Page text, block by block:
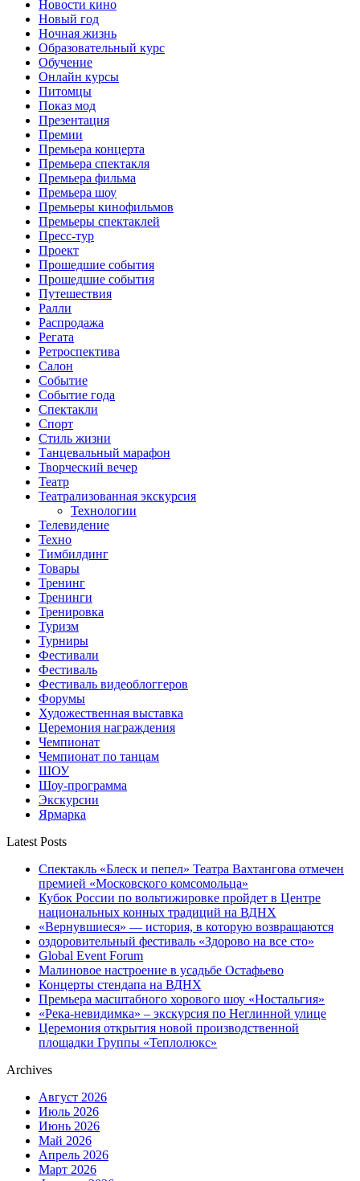
Новости кино
Новый год
Ночная жизнь
Образовательный курс
Обучение
Онлайн курсы
Питомцы
Показ мод
Презентация
Премии
Премьера концерта
Премьера спектакля
Премьера фильма
Премьера шоу
Премьеры кинофильмов
Премьеры спектаклей
Пресс-тур
Проект
Прошедшие события
Прошедшие события
Путешествия
Ралли
Распродажа
Регата
Ретроспектива
Салон
Событие
Событие года
Спектакли
Спорт
Стиль жизни
Танцевальный марафон
Творческий вечер
Театр
Театрализованная экскурсия
Технологии
Телевидение
Техно
Тимбилдинг
Товары
Тренинг
Тренинги
Тренировка
Туризм
Турниры
Фестивали
Фестиваль
Фестиваль видеоблоггеров
Форумы
Художественная выставка
Церемония награждения
Чемпионат
Чемпионат по танцам
ШОУ
Шоу-программа
Экскурсии
Ярмарка
Latest Posts
Спектакль «Блеск и пепел» Театра Вахтангова отмечен
премией «Московского комсомольца»
Кубок России по вольтижировке пройдет в Центре
национальных конных традиций на ВДНХ
«Вернувшиеся» — история, в которую возвращаются
оздоровительный фестиваль «Здорово на все сто»
Global Event Forum
Малиновое настроение в усадьбе Остафьево
Концерты стендапа на ВДНХ
Премьера масштабного хорового шоу «Ностальгия»
«Река-невидимка» – экскурсия по Неглинной улице
Церемония открытия новой производственной
площадки Группы «Теплолюкс»
Archives
Август 2026
Июль 2026
Июнь 2026
Май 2026
Апрель 2026
Март 2026